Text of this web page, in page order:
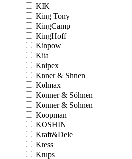
KIK
King Tony
KingCamp
KingHoff
Kinpow
Kita
Knipex
Knner & Shnen
Kolmax
Könner & Söhnen
Konner & Sohnen
Koopman
KOSHIN
Kraft&Dele
Kress
Krups